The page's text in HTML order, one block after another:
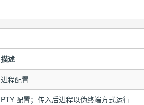
描述
进程配置
PTY 配置；传入后进程以伪终端方式运行